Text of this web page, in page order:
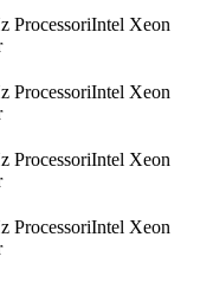
ProcessoriIntel Xeon
ProcessoriIntel Xeon
ProcessoriIntel Xeon
ProcessoriIntel Xeon